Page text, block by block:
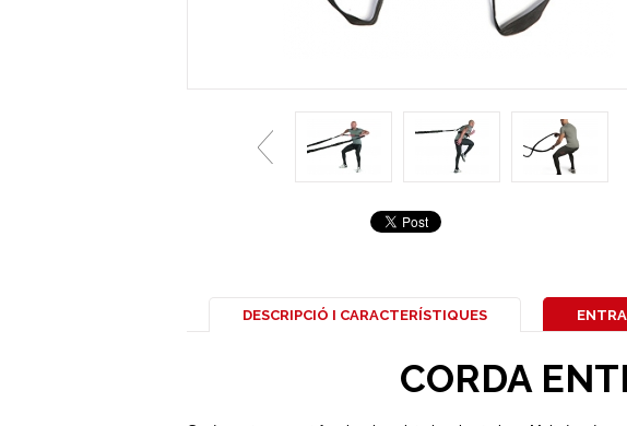
DESCRIPCIÓ I CARACTERÍSTIQUES
CORDA